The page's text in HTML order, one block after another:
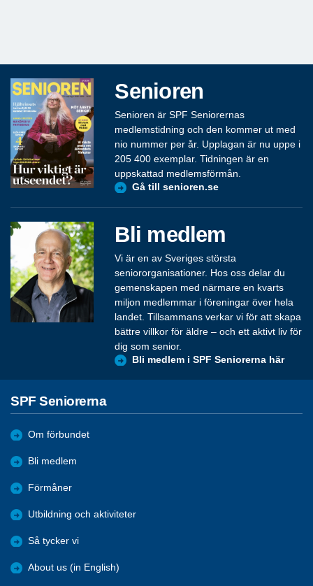
Senioren
Senioren är SPF Seniorernas
medlemstidning och den kommer ut med
nio nummer per år. Upplagan är nu uppe i
205 400 exemplar. Tidningen är en
uppskattad medlemsförmån.
Gå till senioren.se
Bli medlem
Vi är en av Sveriges största
seniororganisationer. Hos oss delar du
gemenskapen med närmare en kvarts
miljon medlemmar i föreningar över hela
landet. Tillsammans verkar vi för att skapa
bättre villkor för äldre – och ett aktivt liv för
dig som senior.
Bli medlem i SPF Seniorerna här
SPF Seniorerna
Om förbundet
Bli medlem
Förmåner
Utbildning och aktiviteter
Så tycker vi
About us (in English)